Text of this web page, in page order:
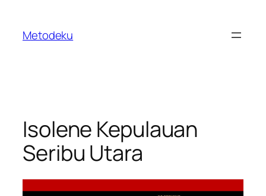
content
Metodeku
Isolene Kepulauan
Seribu Utara